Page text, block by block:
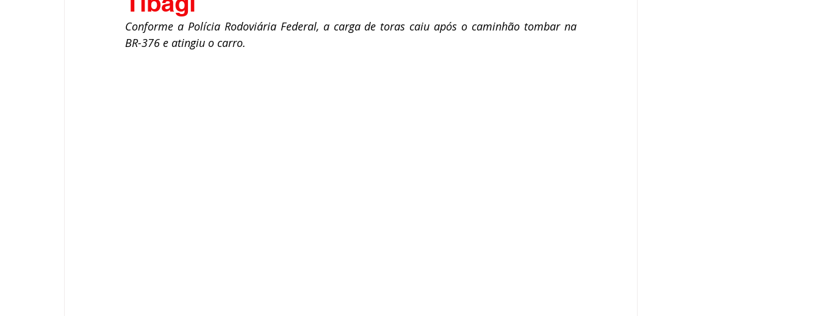
Gastronomia Tecnologia Polícia Transporte Assistência Social
Conforme a Polícia Rodoviária Federal, a carga de toras caiu após o caminhão tombar na
BR-376 e atingiu o carro.